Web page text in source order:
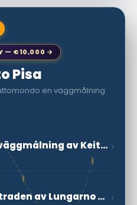
— €10,000 →
Pisa
en väggmålning
Tuttomondo en väggmålning av Keith Haring ›
Lutad mot balustraden av Lungarno Gambacorti, med utsikt över floden vid punkt f ›